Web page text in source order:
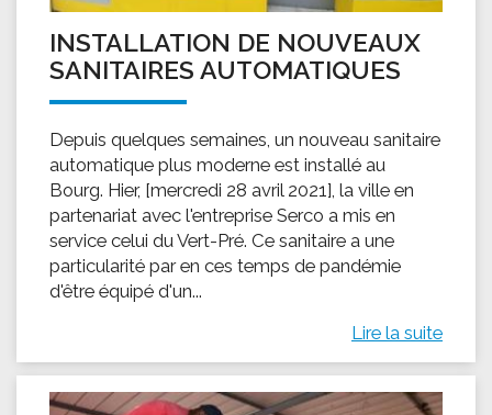
INSTALLATION DE NOUVEAUX
SANITAIRES AUTOMATIQUES
Depuis quelques semaines, un nouveau sanitaire
automatique plus moderne est installé au
Bourg. Hier, [mercredi 28 avril 2021], la ville en
partenariat avec l'entreprise Serco a mis en
service celui du Vert-Pré. Ce sanitaire a une
particularité par en ces temps de pandémie
d'être équipé d'un...
Lire la suite